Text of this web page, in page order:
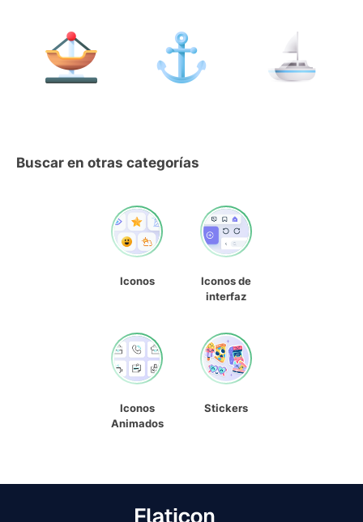
Buscar en otras categorías
Iconos
Iconos de
interfaz
Iconos
Animados
Stickers